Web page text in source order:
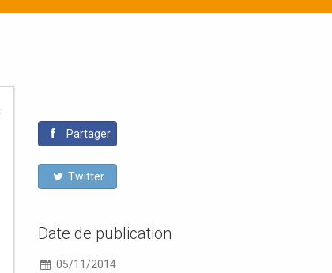
Partager
Twitter
Date de publication
05/11/2014